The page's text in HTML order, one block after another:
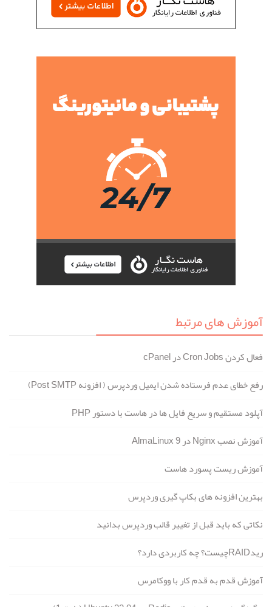
آموزش های مرتبط
فعال کردن Cron Jobs در cPanel
رفع خطای عدم فرستاده شدن ایمیل وردپرس ( افزونه Post SMTP)
آپلود مستقیم و سریع فایل ها در هاست با دستور PHP
آموزش نصب Nginx در AlmaLinux 9
آموزش ریست پسورد هاست
بهترین افزونه های بکاپ گیری وردپرس
نکاتی که باید قبل از تغییر قالب وردپرس بدانید
ریدRAIDچیست؟ چه کاربردی دارد؟
آموزش قدم به قدم کار با ووکامرس